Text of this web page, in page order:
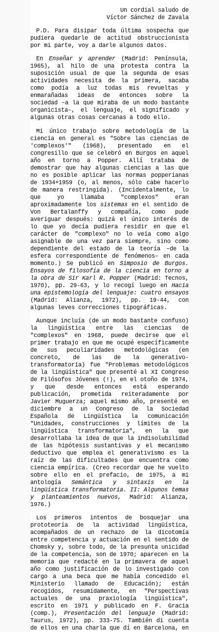
Un cordial saludo de
Víctor Sánchez de Zavala
P.D. Para disipar toda última sospecha que
pudiera quedarle de actitud obstruccionista
por mi parte, voy a darle algunos datos.
EnEnseñar y aprender (Madrid: Península,
1965), al hilo de una protesta contra la
suposición usual de que la segunda de esas
actividades necesita de la primera, sacaba
como podía a luz todas mis revueltas y
enmarañadas ideas de entonces sobre la
sociedad –a la que miraba de un modo bastante
organicista–, el lenguaje, el significado y
algunas otras cosas cercanas a todo ello.
Mi único trabajo sobre metodología de la
ciencia en general es "Sobre las ciencias de
'complexos'" (1968), presentado en el
congresillo que se celebró en Burgos en aquel
año en torno a Popper. Allí trataba de
demostrar que hay algunas ciencias a las que
no es posible aplicar las normas popperianas
de 1934+1959 (o, al menos, sólo cabe hacerlo
de manera restringida). (Incidentalmente, lo
que yo llamaba "complexos" eran
aproximadamente lossistemas en el sentido de
Von Bertalanffy y compañía, como pude
averiguar después: quizá el único interés de
lo que yo decía pudiera residir en que el
carácter de "complexo" no lo veía como algo
asignable de una vez para siempre, sino como
dependiente del estado de la teoría –de la
esfera correspondiente de fenómenos– en cada
momento.) Se publicó enSimposio de Burgos.
Ensayos de filosofía de la ciencia en torno a
la obra de Sir Karl R. Popper (Madrid: Tecnos,
1970), pp. 29-63, y lo recogí luego en Hacia
una epistemología del lenguaje: cuatro ensayos
(Madrid: Alianza, 1972), pp. 19-44, con
algunas leves correcciones tipográficas.
Aunque incluía (de un modo bastante confuso)
la lingüística entre las ciencias de
"complexos" en 1968, puede decirse que el
primer trabajo en que me ocupé específicamente
de sus peculiaridades metodológicas (en
concreto, de las de la generativo-
transformatoria) fue "Problemas metodológicos
de la lingüística" que presenté al XI Congreso
de Filósofos Jóvenes (!), en el otoño de 1974,
y que desde entonces está esperando
publicación, prometida reiteradamente por
Javier Muguerza; aquel mismo año, presenté en
diciembre a un Congreso de la Sociedad
Española de Lingüística la comunicación
"Unidades, construcciones y límites de la
lingüística transformatoria", en la que
desarrollaba la idea de que la indisolubilidad
de las hipótesis sustantivas y el mecanismo
deductivo que emplea el generativismo es la
raíz de las dificultades que encuentra como
ciencia empírica. (Creo recordar que he vuelto
sobre ello en el prefacio, de 1975, a mi
antologíaSemántica y sintaxis en la
lingüística transformatoria. II: Algunos temas
y planteamientos nuevos,
Madrid: Alianza,
1976.)
Los primeros intentos de bosquejar una
prototeoría de la actividad lingüística,
acompañados de un rechazo de la dicotomía
entre competencia y actuación en el sentido de
Chomsky y, sobre todo, de la presunta unicidad
de la competencia, son de 1970; aparecen en la
memoria que redacté en la primavera de aquel
año como justificación de lo investigado con
cargo a una beca que me había concedido el
Ministerio llamado de Educación); están
recogidos, resumidamente, en "Perspectivas
actuales de una praxiología lingüística",
escrito en 1971 y publicado en F. Gracia
(comp.), Presentación del lenguaje (Madrid:
Taurus, 1972), pp. 333-75. También di cuenta
de ellos en una charla que dí en Barcelona, en